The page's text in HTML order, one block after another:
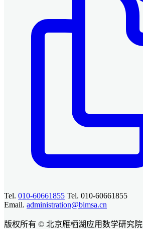
Tel. 010-60661855 Tel. 010-60661855
Email. administration@bimsa.cn
版权所有 © 北京雁栖湖应用数学研究院